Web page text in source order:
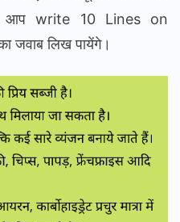
आप write 10 Lines on
जवाब लिख पायेंगे।